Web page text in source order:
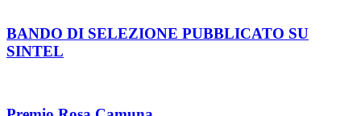
BANDO DI SELEZIONE PUBBLICATO SU
SINTEL